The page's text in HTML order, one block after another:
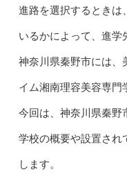
進路を選択するときは
いるかによって、進学
神奈川県秦野市には、
イム湘南理容美容専門
今回は、神奈川県秦野
学校の概要や設置され
します。